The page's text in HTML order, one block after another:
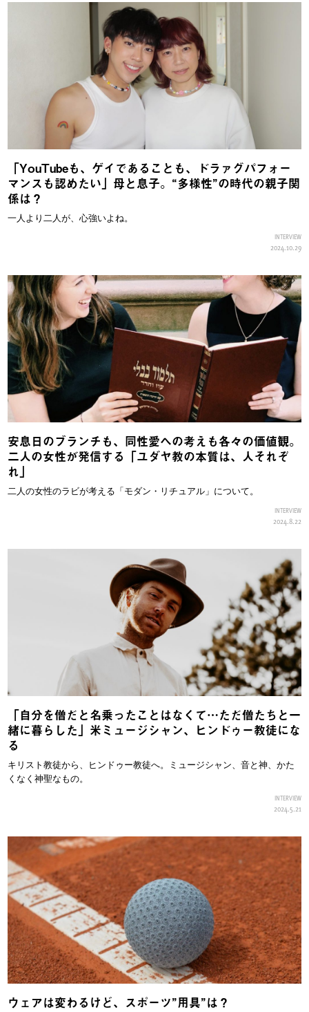
「YouTubeも、ゲイであることも、ドラァグパフォー
マンスも認めたい」母と息子。“多様性”の時代の親子関
係は？
一人より二人が、心強いよね。
INTERVIEW
2024.10.29
安息日のブランチも、同性愛への考えも各々の価値観。
二人の女性が発信する「ユダヤ教の本質は、人それぞ
れ」
二人の女性のラビが考える「モダン・リチュアル」について。
INTERVIEW
2024.8.22
「自分を僧だと名乗ったことはなくて…ただ僧たちと一
緒に暮らした」米ミュージシャン、ヒンドゥー教徒にな
る
キリスト教徒から、ヒンドゥー教徒へ。ミュージシャン、音と神、かた
くなく神聖なもの。
INTERVIEW
2024.5.21
ウェアは変わるけど、スポーツ”用具”は？